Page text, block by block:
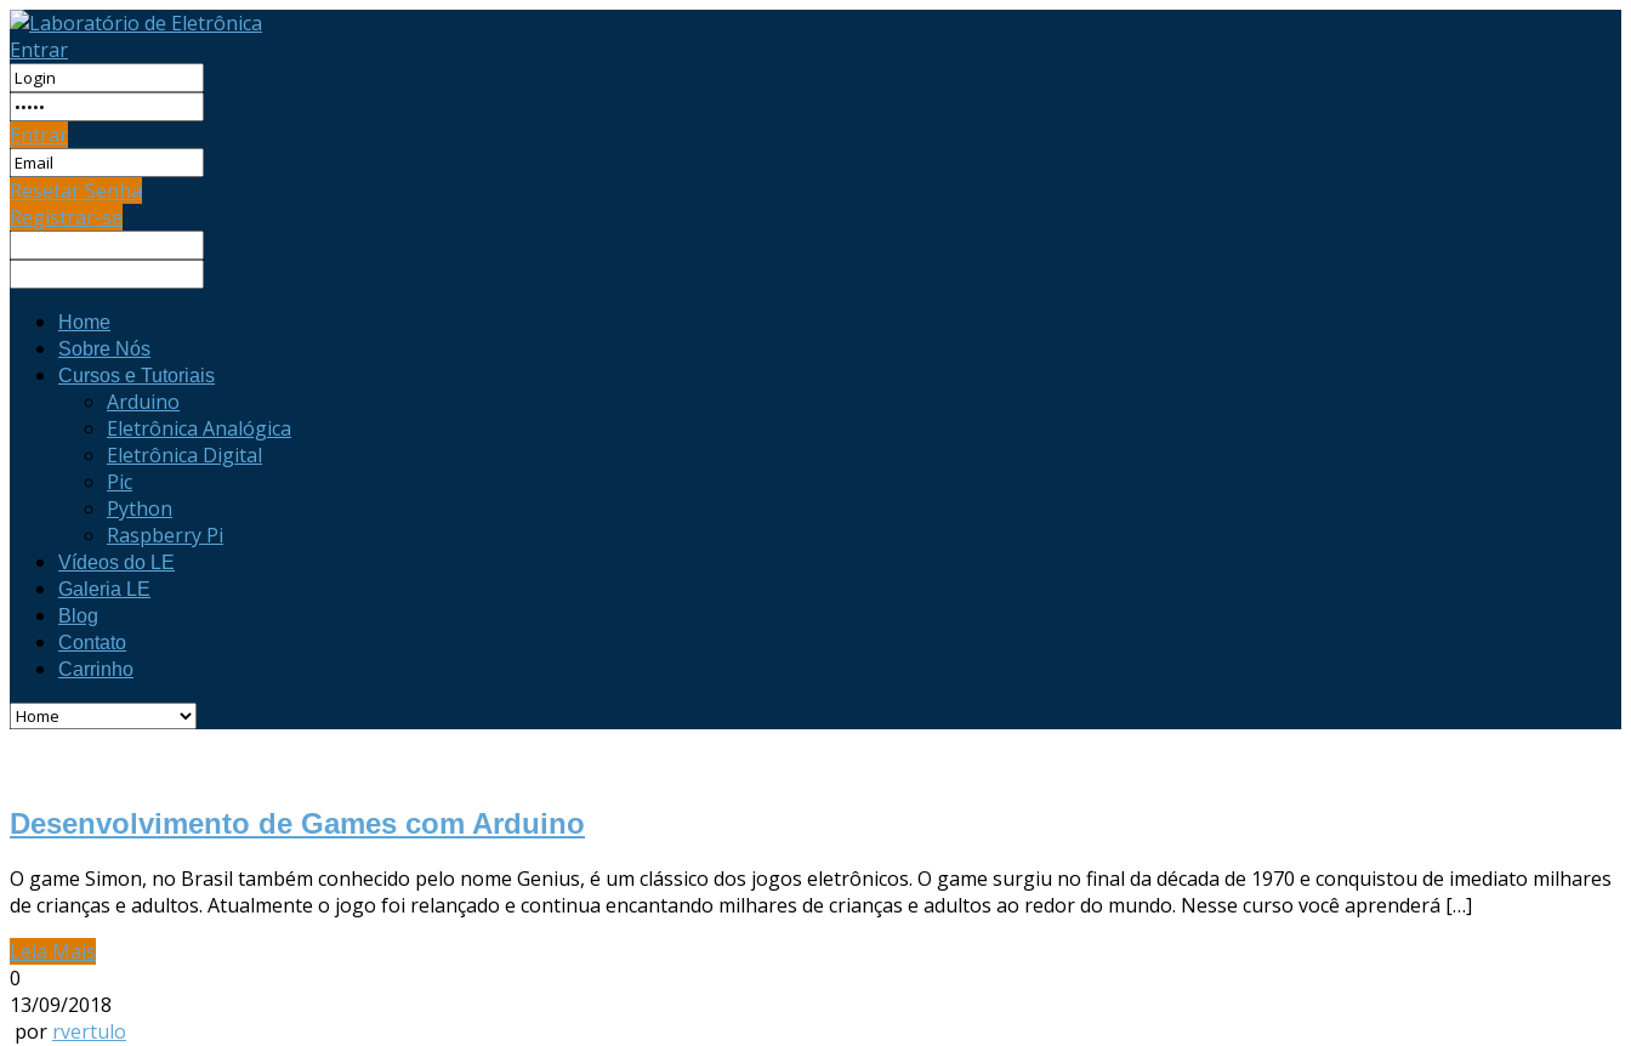
Entrar
Entrar
Resetar Senha
Registrar-se
Home
Sobre Nós
Cursos e Tutoriais
Arduino
Eletrônica Analógica
Eletrônica Digital
Pic
Python
Raspberry Pi
Vídeos do LE
Galeria LE
Blog
Contato
Carrinho
Desenvolvimento de Games com Arduino
O game Simon, no Brasil também conhecido pelo nome Genius, é um clássico dos jogos eletrônicos. O game surgiu no final da década de 1970 e conquistou de imediato milhares
de crianças e adultos. Atualmente o jogo foi relançado e continua encantando milhares de crianças e adultos ao redor do mundo. Nesse curso você aprenderá […]
Leia Mais
0
13/09/2018
por rvertulo